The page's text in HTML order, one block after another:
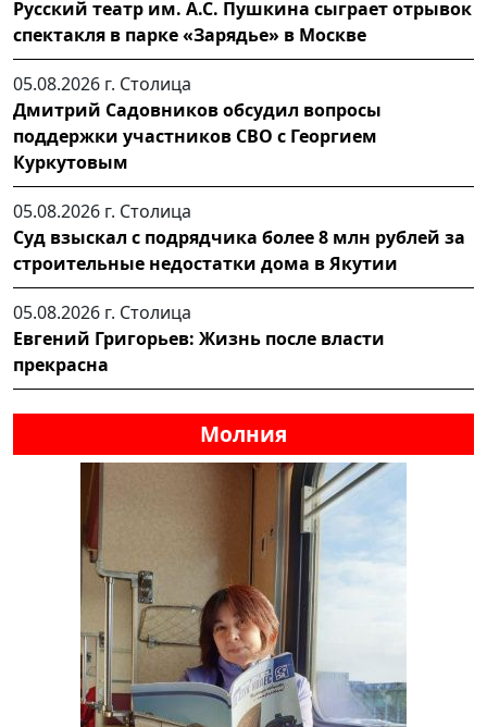
Русский театр им. А.С. Пушкина сыграет отрывок
спектакля в парке «Зарядье» в Москве
05.08.2026 г. Столица
Дмитрий Садовников обсудил вопросы
поддержки участников СВО с Георгием
Куркутовым
05.08.2026 г. Столица
Суд взыскал с подрядчика более 8 млн рублей за
строительные недостатки дома в Якутии
05.08.2026 г. Столица
Евгений Григорьев: Жизнь после власти
прекрасна
Молния